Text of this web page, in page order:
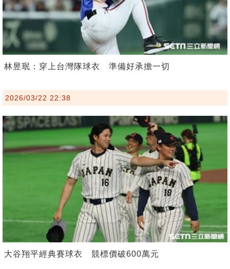
林昱珉：穿上台灣隊球衣 準備好承擔一切
2026/03/22 22:38
大谷翔平經典賽球衣 競標價破600萬元